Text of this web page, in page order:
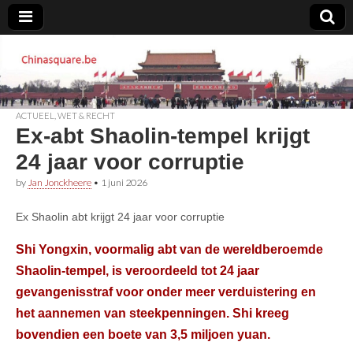
Chinasquare.be
ACTUEEL WET & RECHT
Ex-abt Shaolin-tempel krijgt
24 jaar voor corruptie
by Jan Jonckheere • 1 juni 2026
Ex Shaolin abt krijgt 24 jaar voor corruptie
Shi Yongxin, voormalig abt van de wereldberoemde
Shaolin-tempel, is veroordeeld tot 24 jaar
gevangenisstraf voor onder meer verduistering en
het aannemen van steekpenningen. Shi kreeg
bovendien een boete van 3,5 miljoen yuan.